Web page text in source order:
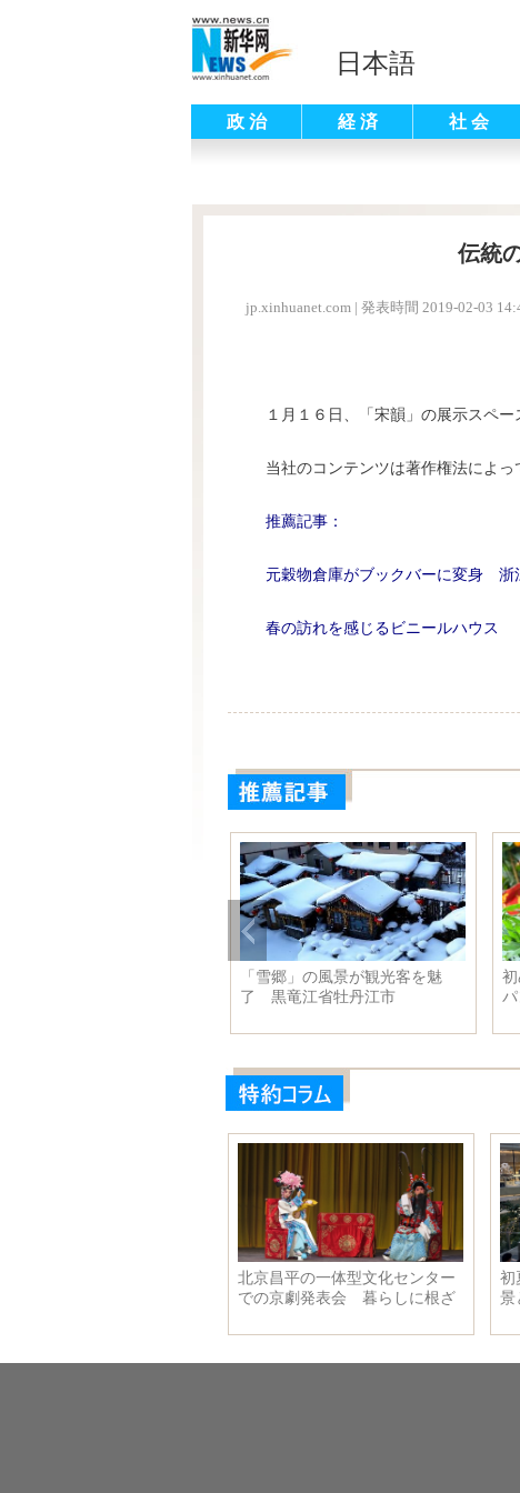
日本語
政 治 経 済 社 会
伝統
jp.xinhuanet.com | 発表時間 2019-02-03
１月１６日、「宋韻」の展示スペ
当社のコンテンツは著作権法によ
推薦記事：
元穀物倉庫がブックバーに変身 浙
春の訪れを感じるビニールハウス
「雪郷」の風景が観光客を魅
了 黒竜江省牡丹江市